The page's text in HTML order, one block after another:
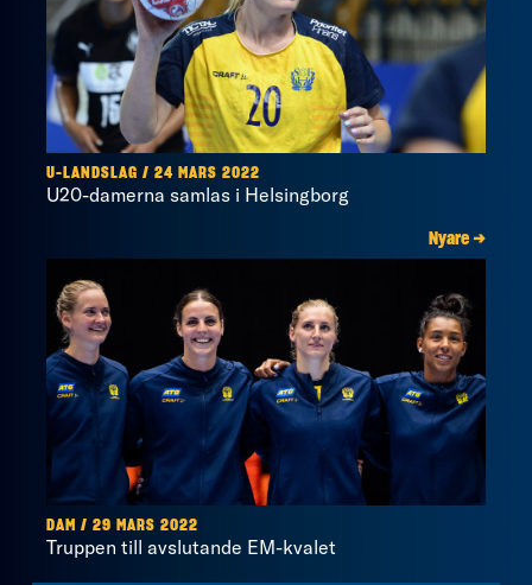
U-LANDSLAG / 24 MARS 2022
U20-damerna samlas i Helsingborg
Nyare →
DAM / 29 MARS 2022
Truppen till avslutande EM-kvalet